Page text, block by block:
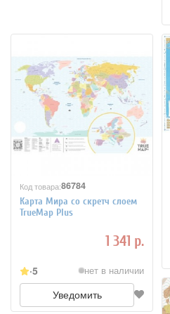
Код товара:86784
Карта Мира со скретч слоем
TrueMap Plus
1 341 р.
5 нет в наличии
Уведомить